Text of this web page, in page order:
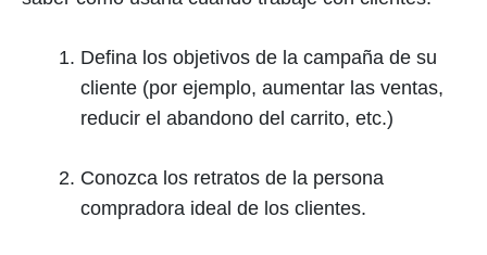
Defina los objetivos de la campaña de su
cliente (por ejemplo, aumentar las ventas,
reducir el abandono del carrito, etc.)
Conozca los retratos de la persona
compradora ideal de los clientes.